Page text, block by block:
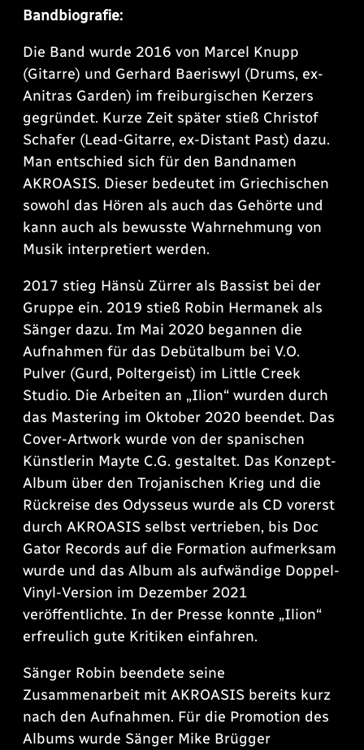
Bandbiografie:
Die Band wurde 2016 von Marcel Knupp
(Gitarre) und Gerhard Baeriswyl (Drums, ex-
Anitras Garden) im freiburgischen Kerzers
gegründet. Kurze Zeit später stieß Christof
Schafer (Lead-Gitarre, ex-Distant Past) dazu.
Man entschied sich für den Bandnamen
AKROASIS. Dieser bedeutet im Griechischen
sowohl das Hören als auch das Gehörte und
kann auch als bewusste Wahrnehmung von
Musik interpretiert werden.
2017 stieg Hänsù Zürrer als Bassist bei der
Gruppe ein. 2019 stieß Robin Hermanek als
Sänger dazu. Im Mai 2020 begannen die
Aufnahmen für das Debütalbum bei V.O.
Pulver (Gurd, Poltergeist) im Little Creek
Studio. Die Arbeiten an „Ilion“ wurden durch
das Mastering im Oktober 2020 beendet. Das
Cover-Artwork wurde von der spanischen
Künstlerin Mayte C.G. gestaltet. Das Konzept-
Album über den Trojanischen Krieg und die
Rückreise des Odysseus wurde als CD vorerst
durch AKROASIS selbst vertrieben, bis Doc
Gator Records auf die Formation aufmerksam
wurde und das Album als aufwändige Doppel-
Vinyl-Version im Dezember 2021
veröffentlichte. In der Presse konnte „Ilion“
erfreulich gute Kritiken einfahren.
Sänger Robin beendete seine
Zusammenarbeit mit AKROASIS bereits kurz
nach den Aufnahmen. Für die Promotion des
Albums wurde Sänger Mike Brügger